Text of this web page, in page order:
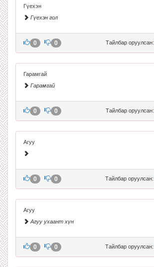
Гүехэн
Гүехэн гол
Тайлбар оруулсан:
0 0
Гарамгай
Гарамгай
Тайлбар оруулсан:
0 0
Агуу
Тайлбар оруулсан:
0 0
Агуу
Агуу ухаант хүн
Тайлбар оруулсан:
0 0